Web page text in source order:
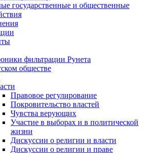
государственные и общественные
фильтрации Рунета
обществе
Правовое регулирование
Покровительство властей
Чувства верующих
Участие в выборах и в политической
жизни
Дискуссии о религии и власти
Дискуссии о религии и праве